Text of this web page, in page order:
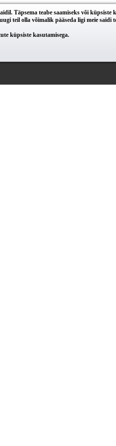
Täpsema teabe saamiseks või küpsiste
teil olla võimalik pääseda ligi meie
küpsiste kasutamisega.